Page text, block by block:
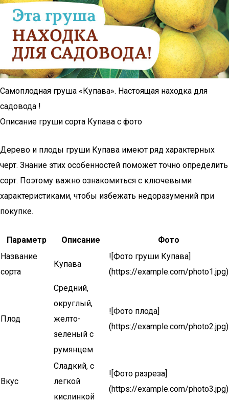
Самоплодная груша «Купава». Настоящая находка для
садовода !
Описание груши сорта Купава с фото
Дерево и плоды груши Купава имеют ряд характерных
черт. Знание этих особенностей поможет точно определить
сорт. Поэтому важно ознакомиться с ключевыми
характеристиками, чтобы избежать недоразумений при
покупке.
Параметр Описание
Фото
Название
сорта
Купава
![Фото груши Купава]
(https://example.com/photo1.jpg)
Плод
Средний,
округлый,
желто-
зеленый с
румянцем
![Фото плода]
(https://example.com/photo2.jpg)
Вкус
Сладкий, с
легкой
кислинкой
![Фото разреза]
(https://example.com/photo3.jpg)